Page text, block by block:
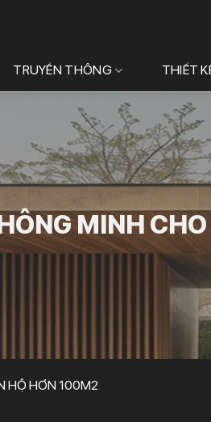
TRUYỀN THÔNG THIẾT
MINH
HỘ HƠN 100M2